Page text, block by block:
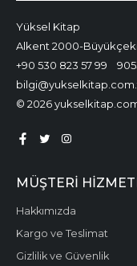
Yüksel Kitap
Alkent 2000-
+90 530 823 57 99
© 2026
MÜŞTERI
Hakkımızda
Kargo ve Teslimat
Gizlilik ve Güvenlik